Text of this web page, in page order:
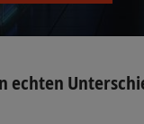
echten